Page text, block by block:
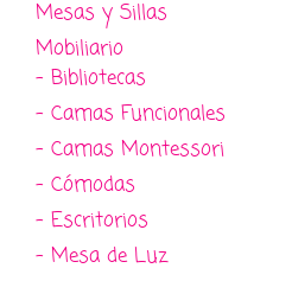
Mesas y Sillas
Mobiliario
- Bibliotecas
- Camas Funcionales
- Camas Montessori
- Cómodas
- Escritorios
- Mesa de Luz